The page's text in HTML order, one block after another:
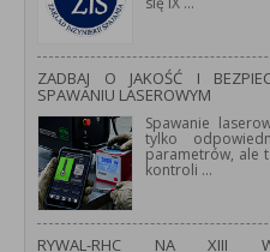
ZADBAJ O JAKOŚĆ I
SPAWANIU LASEROWYM
Spawanie
tylko
parametrów, ale
kontroli ...
RYWAL-RHC NA XIII